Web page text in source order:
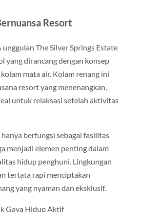
Resort
unggulan The Silver Springs Estate
yang dirancang dengan konsep
mata air. Kolam renang ini
resort yang menenangkan,
untuk relaksasi setelah aktivitas
berfungsi sebagai fasilitas
menjadi elemen penting dalam
hidup penghuni. Lingkungan
tertata rapi menciptakan
yang nyaman dan eksklusif.
Gaya Hidup Aktif